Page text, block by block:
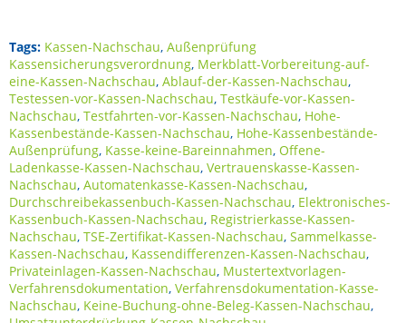
Tags: Kassen-Nachschau, Außenprüfung
Kassensicherungsverordnung, Merkblatt-Vorbereitung-auf-
eine-Kassen-Nachschau, Ablauf-der-Kassen-Nachschau,
Testessen-vor-Kassen-Nachschau, Testkäufe-vor-Kassen-
Nachschau, Testfahrten-vor-Kassen-Nachschau, Hohe-
Kassenbestände-Kassen-Nachschau, Hohe-Kassenbestände-
Außenprüfung, Kasse-keine-Bareinnahmen, Offene-
Ladenkasse-Kassen-Nachschau, Vertrauenskasse-Kassen-
Nachschau, Automatenkasse-Kassen-Nachschau,
Durchschreibekassenbuch-Kassen-Nachschau, Elektronisches-
Kassenbuch-Kassen-Nachschau, Registrierkasse-Kassen-
Nachschau, TSE-Zertifikat-Kassen-Nachschau, Sammelkasse-
Kassen-Nachschau, Kassendifferenzen-Kassen-Nachschau,
Privateinlagen-Kassen-Nachschau, Mustertextvorlagen-
Verfahrensdokumentation, Verfahrensdokumentation-Kasse-
Nachschau, Keine-Buchung-ohne-Beleg-Kassen-Nachschau,